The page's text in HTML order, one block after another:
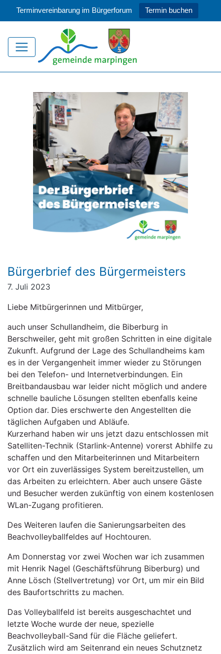
Terminvereinbarung im Bürgerforum Termin buchen
Bürgerbrief des Bürgermeisters
7. Juli 2023
Liebe Mitbürgerinnen und Mitbürger,
auch unser Schullandheim, die Biberburg in
Berschweiler, geht mit großen Schritten in eine digitale
Zukunft. Aufgrund der Lage des Schullandheims kam
es in der Vergangenheit immer wieder zu Störungen
bei den Telefon- und Internetverbindungen. Ein
Breitbandausbau war leider nicht möglich und andere
schnelle bauliche Lösungen stellten ebenfalls keine
Option dar. Dies erschwerte den Angestellten die
täglichen Aufgaben und Abläufe.
Kurzerhand haben wir uns jetzt dazu entschlossen mit
Satelliten-Technik (Starlink-Antenne) vorerst Abhilfe zu
schaffen und den Mitarbeiterinnen und Mitarbeitern
vor Ort ein zuverlässiges System bereitzustellen, um
das Arbeiten zu erleichtern. Aber auch unsere Gäste
und Besucher werden zukünftig von einem kostenlosen
WLan-Zugang profitieren.
Des Weiteren laufen die Sanierungsarbeiten des
Beachvolleyballfeldes auf Hochtouren.
Am Donnerstag vor zwei Wochen war ich zusammen
mit Henrik Nagel (Geschäftsführung Biberburg) und
Anne Lösch (Stellvertretung) vor Ort, um mir ein Bild
des Baufortschritts zu machen.
Das Volleyballfeld ist bereits ausgeschachtet und
letzte Woche wurde der neue, spezielle
Beachvolleyball-Sand für die Fläche geliefert.
Zusätzlich wird am Seitenrand ein neues Schutznetz